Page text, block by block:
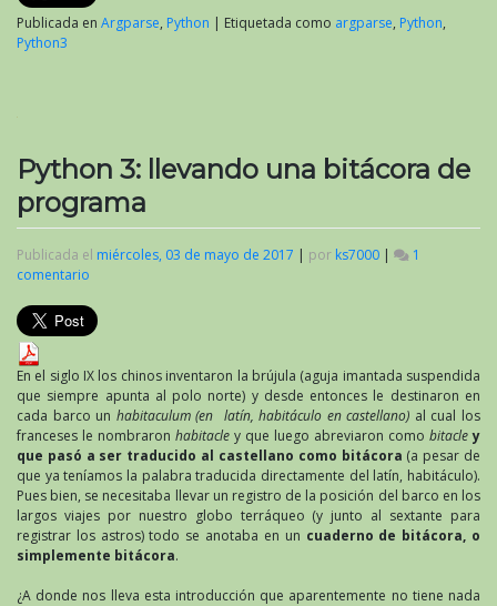
Publicada en Argparse, Python | Etiquetada como argparse, Python,
Python3
Python 3: llevando una bitácora de
programa
Publicada el miércoles, 03 de mayo de 2017 | por ks7000 |
1
comentario
3:
llevando
bitácora
de
programa
En el siglo IX los chinos inventaron la brújula (aguja imantada suspendida
que siempre apunta al polo norte) y desde entonces le destinaron en
cada barco un habitaculum (en latín, habitáculo en castellano) al cual los
franceses le nombraron habitacle y que luego abreviaron como bitacley
que pasó a ser traducido al castellano como bitácora (a pesar de
que ya teníamos la palabra traducida directamente del latín, habitáculo).
Pues bien, se necesitaba llevar un registro de la posición del barco en los
largos viajes por nuestro globo terráqueo (y junto al sextante para
registrar los astros) todo se anotaba en un cuaderno de bitácora, o
simplemente bitácora.
¿A donde nos lleva esta introducción que aparentemente no tiene nada